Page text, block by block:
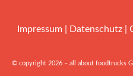
Impressum| Datenschutz|
© copyright 2026 – all about foodtrucks